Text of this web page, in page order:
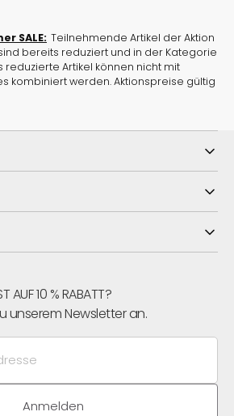
SALE: Teilnehmende Artikel der Aktion
sind bereits reduziert und in der Kategorie
reduzierte Artikel können nicht mit
kombiniert werden. Aktionspreise gültig
AUF 10 % RABATT?
unserem Newsletter an.
Anmelden